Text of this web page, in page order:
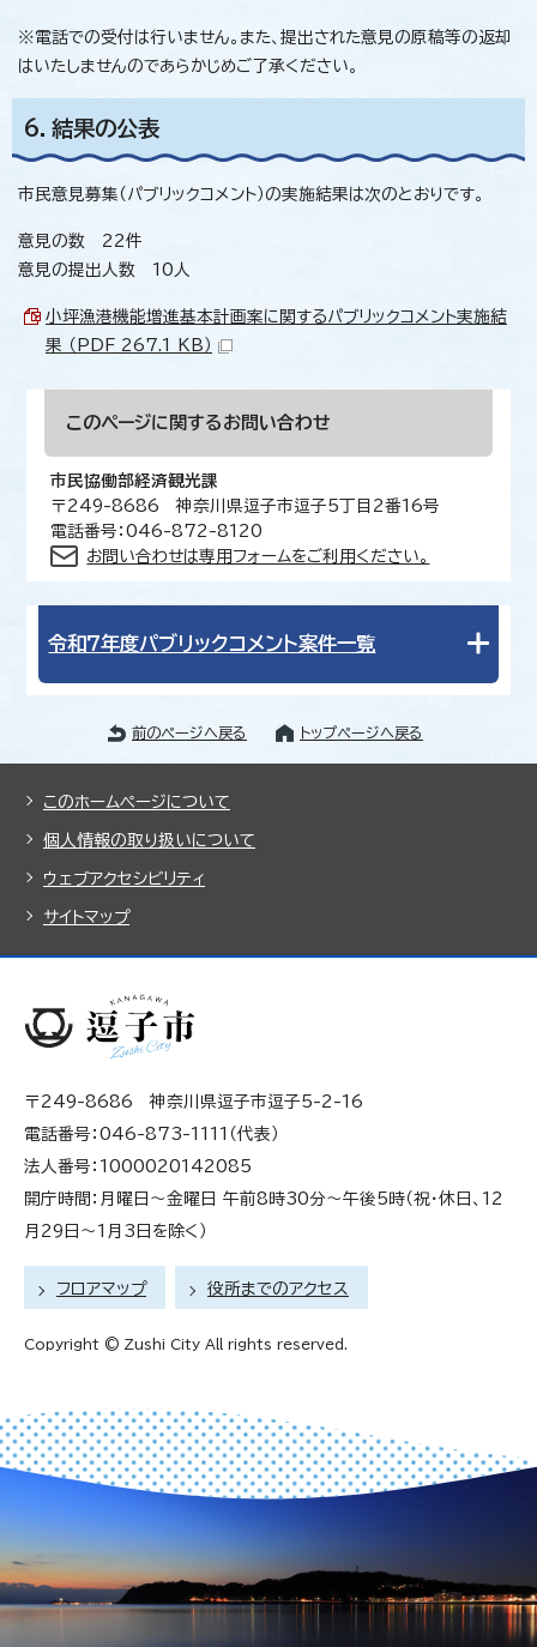
※電話での受付は行いません。また、提出された意見の原稿等の返却
はいたしませんのであらかじめご了承ください。
6．結果の公表
市民意見募集（パブリックコメント）の実施結果は次のとおりです。
意見の数 22件
意見の提出人数 10人
小坪漁港機能増進基本計画案に関するパブリックコメント実施結
果 （PDF 267.1 KB）
このページに関する お問い合わせ
市民協働部経済観光課
〒249-8686 神奈川県逗子市逗子5丁目2番16号
電話番号：046-872-8120
お問い合わせは専用フォームをご利用ください。
令和7年度パブリックコメント案件一覧
前のページへ戻る トップページへ戻る
このホームページについて
個人情報の取り扱いについて
ウェブアクセシビリティ
サイトマップ
〒249-8686 神奈川県逗子市逗子5-2-16
電話番号：046-873-1111（代表）
法人番号：1000020142085
開庁時間：月曜日～金曜日 午前8時30分～午後5時（祝・休日、12
月29日～1月3日を除く）
フロアマップ 役所までのアクセス
Copyright © Zushi City All rights reserved.